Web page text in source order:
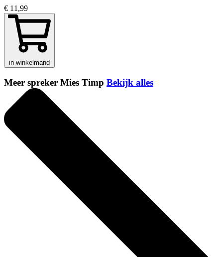
€ 11,99
in winkelmand
Meer spreker Mies Timp Bekijk alles